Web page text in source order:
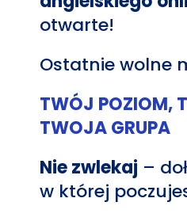
otwarte!
Ostatnie wolne
TWÓJ POZIOM,
TWOJA GRUPA
Nie zwlekaj –
w której